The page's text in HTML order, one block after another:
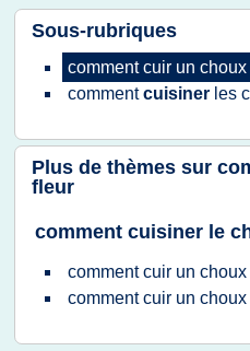
Sous-rubriques
comment cuir un choux
commentcuisiner les
Plus de thèmes sur
fleur
comment cuisiner le
comment cuir un choux
comment cuir un choux